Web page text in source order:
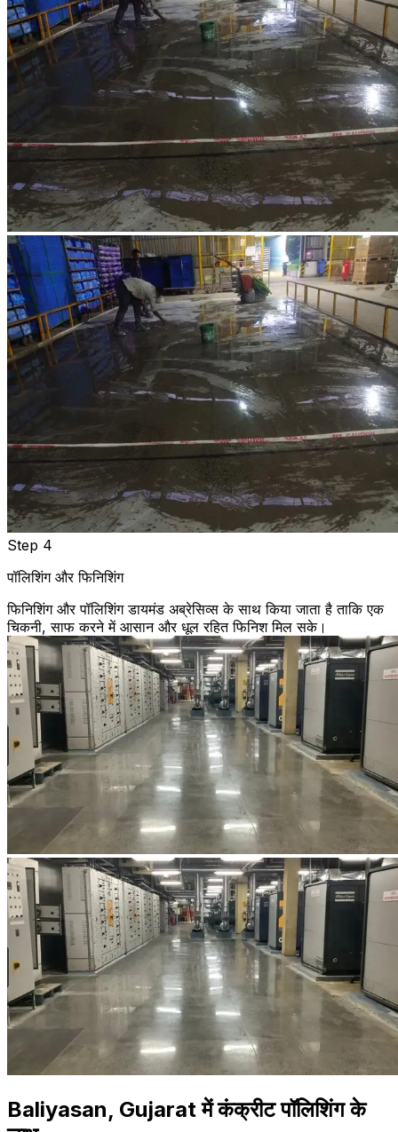
Step 4
पॉलिशिंग और फिनिशिंग
फिनिशिंग और पॉलिशिंग डायमंड अब्रेसिव्स के साथ किया जाता है ताकि एक
चिकनी, साफ करने में आसान और धूल रहित फिनिश मिल सके।
Baliyasan, Gujarat में कंक्रीट पॉलिशिंग के